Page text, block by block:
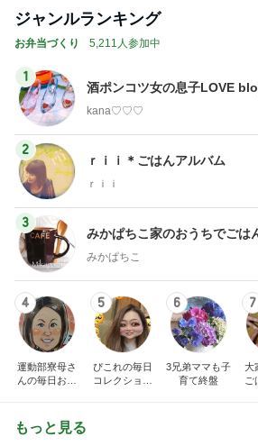
ジャンルランキング
お弁当づくり 5,211人参加中
1
酒ポンコツ女の息子LOVE
kana♡♡♡
2
ｒｉｉ＊ごはんアルバム
ｒｉｉ
3
みかぱちこ家のおうちでごは
みかぱちこ
4
運動部寮母さ
んの毎日お弁
5
ぴこれの毎日
コレクション
6
3兄弟ママも子
育て終盤
7
大
ご
もっと見る